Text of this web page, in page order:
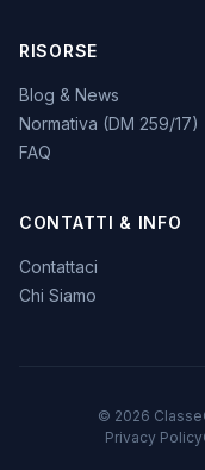
RISORSE
Blog & News
Normativa (DM 259/17)
FAQ
CONTATTI & INFO
Contattaci
Chi Siamo
© 2026
Privacy Policy